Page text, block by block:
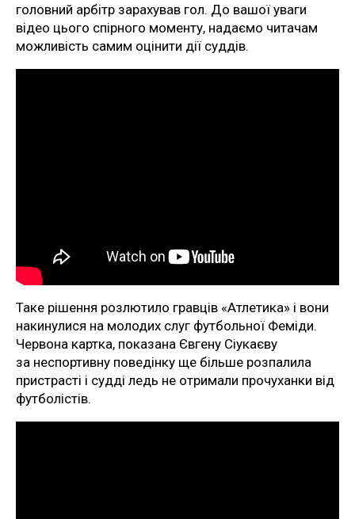
головний арбітр зарахував гол. До вашої уваги
відео цього спірного моменту, надаємо читачам
можливість самим оцінити дії суддів.
Таке рішення розлютило гравців «Атлетика» і вони
накинулися на молодих слуг футбольної Феміди.
Червона картка, показана Євгену Сіукаєву
за неспортивну поведінку ще більше розпалила
пристрасті і судді ледь не отримали прочуханки від
футболістів.